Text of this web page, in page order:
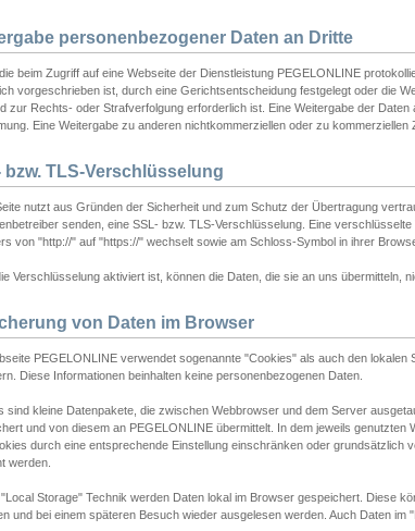
personenbezogener Daten an Dritte
beim Zugriff auf eine Webseite der Dienstleistung PEGELONLINE
vorgeschrieben ist, durch eine Gerichtsentscheidung festgelegt oder die
zur Rechts- oder Strafverfolgung erforderlich ist. Eine Weitergabe der
Eine Weitergabe zu anderen nichtkommerziellen oder zu kommerziellen
bzw. TLS-Verschlüsselung
nutzt aus Gründen der Sicherheit und zum Schutz der Übertragung
senden, eine SSL- bzw. TLS-Verschlüsselung. Eine
von "http://" auf "https://" wechselt sowie am Schloss-Symbol in ihrer
Verschlüsselung aktiviert ist, können die Daten, die sie an uns übermitteln,
von Daten im Browser
PEGELONLINE verwendet sogenannte "Cookies" als auch den
Diese Informationen beinhalten keine personenbezogenen Daten.
sind kleine Datenpakete, die zwischen Webbrowser und dem Server
und von diesem an PEGELONLINE übermittelt. In dem jeweils
durch eine entsprechende Einstellung einschränken oder grundsätzlich
werden.
"Local Storage" Technik werden Daten lokal im Browser gespeichert. Diese
und bei einem späteren Besuch wieder ausgelesen werden. Auch Daten